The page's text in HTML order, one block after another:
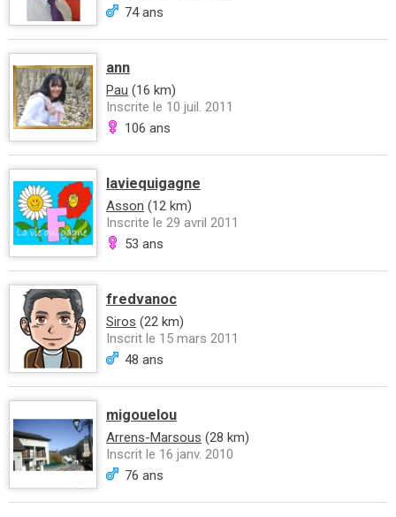
74 ans
ann
Pau (16 km)
Inscrite le 10 juil. 2011
106 ans
laviequigagne
Asson (12 km)
Inscrite le 29 avril 2011
53 ans
fredvanoc
Siros (22 km)
Inscrit le 15 mars 2011
48 ans
migouelou
Arrens-Marsous (28 km)
Inscrit le 16 janv. 2010
76 ans